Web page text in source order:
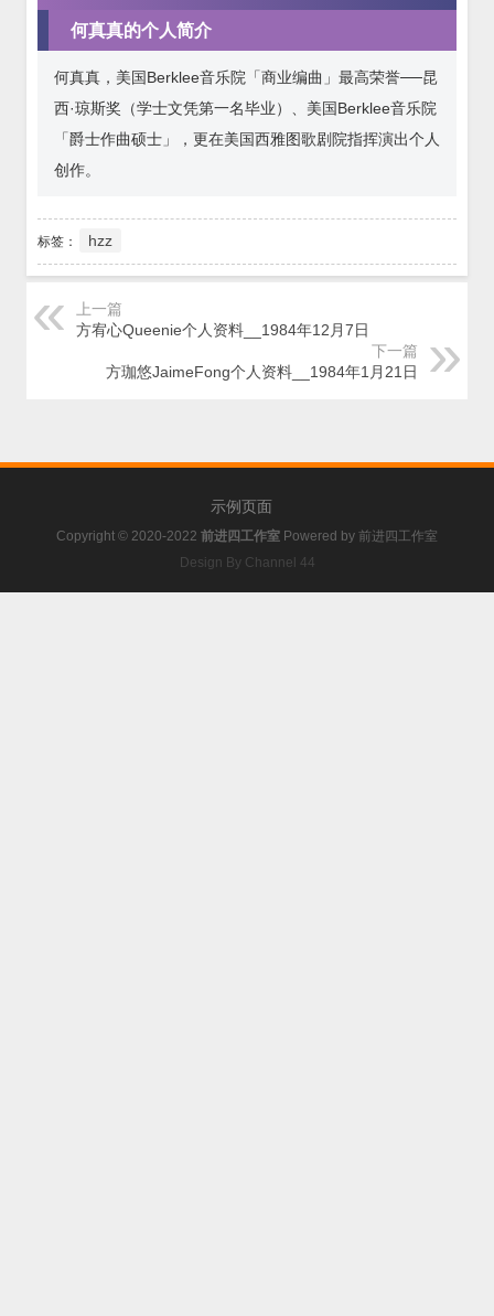
何真真的个人简介
何真真，美国Berklee音乐院「商业编曲」最高荣誉──昆
西·琼斯奖（学士文凭第一名毕业）、美国Berklee音乐院
「爵士作曲硕士」，更在美国西雅图歌剧院指挥演出个人
创作。
标签： hzz
上一篇
方宥心Queenie个人资料__1984年12月7日
下一篇
方珈悠JaimeFong个人资料__1984年1月21日
示例页面
Copyright © 2020-2022 前进四工作室 Powered by 前进四工作室
Design By Channel 44